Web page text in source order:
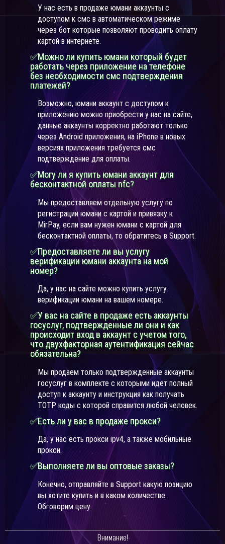
У нас есть в продаже юмани аккаунты с
доступом к смс в автоматическом режиме
через бот которые позволяют проводить оплату
картой в интернете.
✅Можно ли купить юмани который будет
работать через приложение на телефоне
без необходимости смс подтверждения
платежей?
Возможно, юмани аккаунт с доступом к
приложению можно приобрести у нас на сайте,
данные аккаунты корректно работают только
через Android приложения, на iPhone в новых
версиях приложения требуется смс
подтверждение для оплаты.
✅Могу ли я купить юмани аккаунт для
бесконтактной оплаты nfc?
Мы предоставляем отдельную услугу по
регистрации юмани с картой и привязку к
MirPay, если вам нужен юмани с картой для
бесконтактной оплаты, то обратитесь в Support.
✅Предоставляете ли вы услугу
верификации юмани аккаунта на мой
номер?
Да, у нас на сайте можно купить услугу
верификации юмани на вашем номере.
✅У вас на сайте в продаже есть аккаунты
госуслуг, подтвержденные ли они и как
происходит вход в аккаунт с учетом того,
что двухфакторная аутентификация сейчас
обязательна?
Мы продаем только подтвержденные аккаунты
госуслуг в комплекте с которыми идет полный
доступ к аккаунту и инструкция как получать
TOTP коды с которой справится любой человек.
✅Есть ли у вас в продаже прокси?
Да, у нас есть прокси ipv4, а также мобильные
прокси.
✅Выполняете ли вы оптовые заказы?
Конечно, отправляйте в Support какую позицию
вы хотите купить и в каком количестве.
Обговорим цену.
Внимание!